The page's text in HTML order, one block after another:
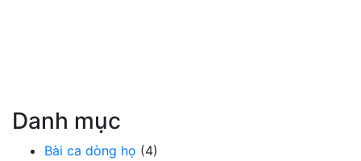
Danh mục
Bài ca dòng họ (4)